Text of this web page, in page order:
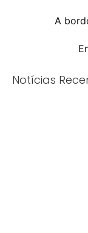
A
Notícias